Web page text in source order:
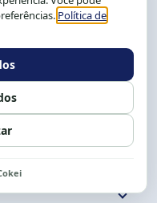
9239-2104 ou 2105
13 às 17h.
Fale conosco